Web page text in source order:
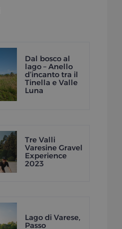
Dal bosco al
lago – Anello
d’incanto tra il
Tinella e Valle
Luna
Tre Valli
Varesine Gravel
Experience
2023
Lago di Varese,
Passo